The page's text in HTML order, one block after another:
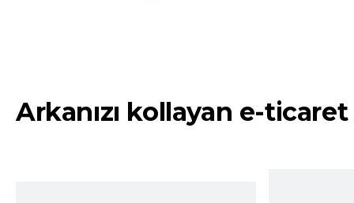
Arkanızı kollayan e-ticaret